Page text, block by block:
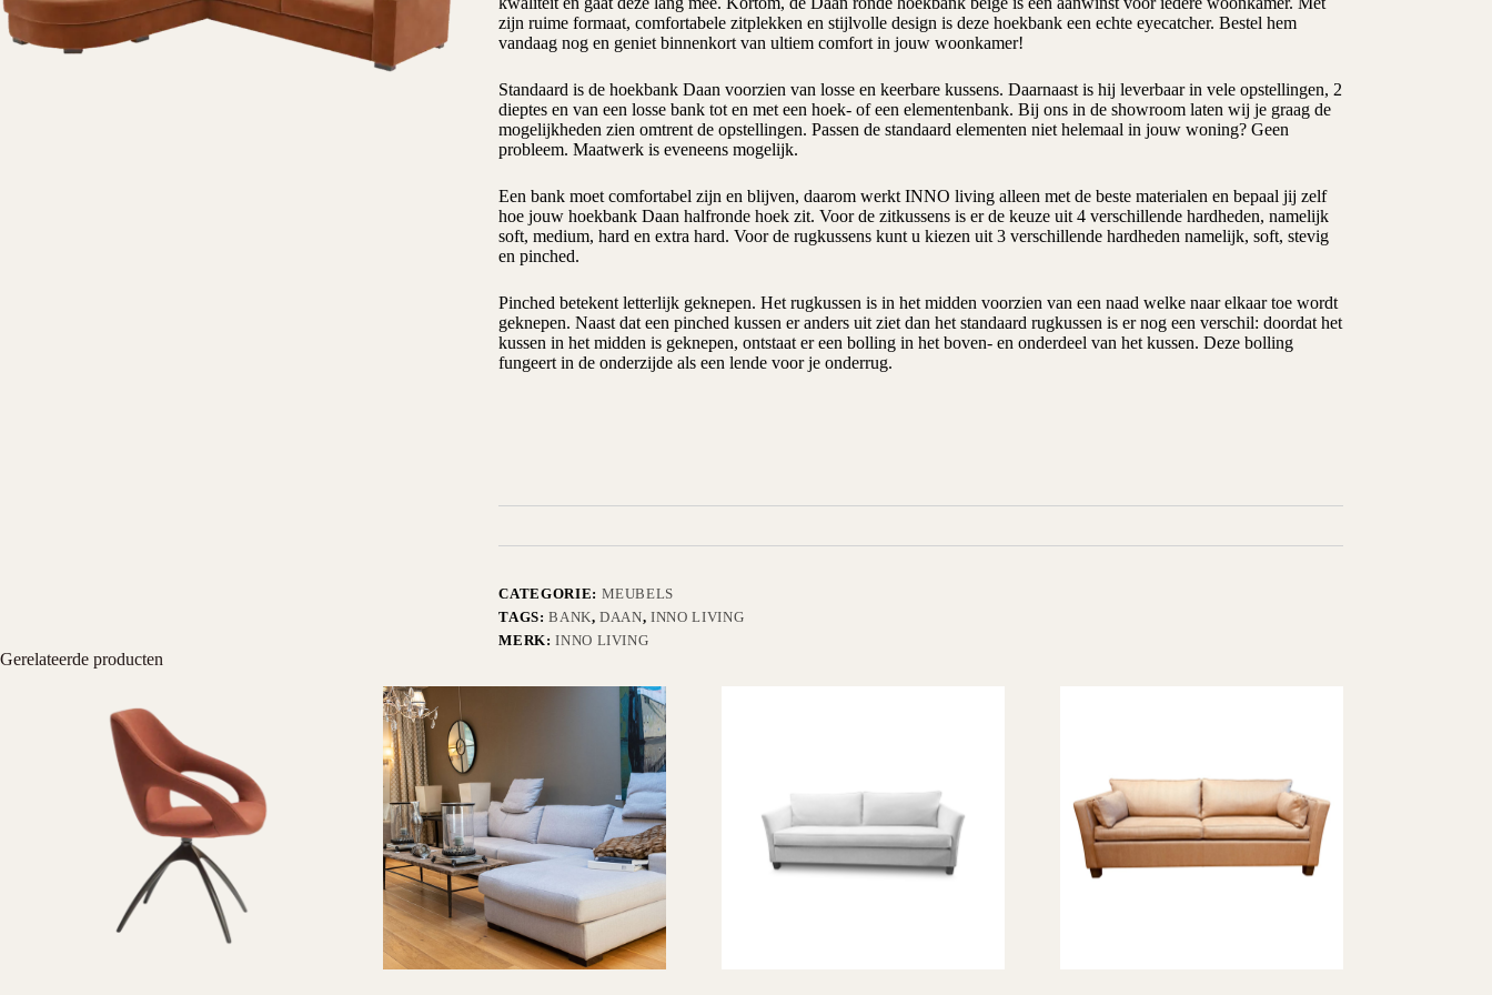
zijn ruime formaat, comfortabele zitplekken en stijlvolle design is deze hoekbank een echte eyecatcher. Bestel hem
vandaag nog en geniet binnenkort van ultiem comfort in jouw woonkamer!
Standaard is de hoekbank Daan voorzien van losse en keerbare kussens. Daarnaast is hij leverbaar in vele opstellingen, 2
dieptes en van een losse bank tot en met een hoek- of een elementenbank. Bij ons in de showroom laten wij je graag de
mogelijkheden zien omtrent de opstellingen. Passen de standaard elementen niet helemaal in jouw woning? Geen
probleem. Maatwerk is eveneens mogelijk.
Een bank moet comfortabel zijn en blijven, daarom werkt INNO living alleen met de beste materialen en bepaal jij zelf
hoe jouw hoekbank Daan halfronde hoek zit. Voor de zitkussens is er de keuze uit 4 verschillende hardheden, namelijk
soft, medium, hard en extra hard. Voor de rugkussens kunt u kiezen uit 3 verschillende hardheden namelijk, soft, stevig
en pinched.
Pinched betekent letterlijk geknepen. Het rugkussen is in het midden voorzien van een naad welke naar elkaar toe wordt
geknepen. Naast dat een pinched kussen er anders uit ziet dan het standaard rugkussen is er nog een verschil: doordat het
kussen in het midden is geknepen, ontstaat er een bolling in het boven- en onderdeel van het kussen. Deze bolling
fungeert in de onderzijde als een lende voor je onderrug.
CATEGORIE: MEUBELS
TAGS:BANK,DAAN,INNO LIVING
MERK:INNO LIVING
Gerelateerde producten